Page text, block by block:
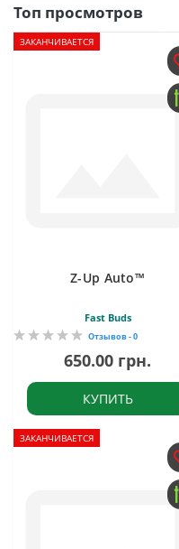
Топ просмотров
ЗАКАНЧИВАЕТСЯ
Z-Up Auto™
Fast Buds
Отзывов - 0
650.00 грн.
КУПИТЬ
ЗАКАНЧИВАЕТСЯ